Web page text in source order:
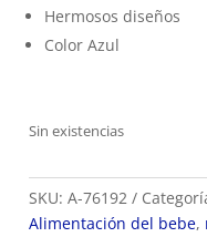
Hermosos diseños
Color Azul
Sin existencias
SKU: A-76192
Alimentación del bebe,